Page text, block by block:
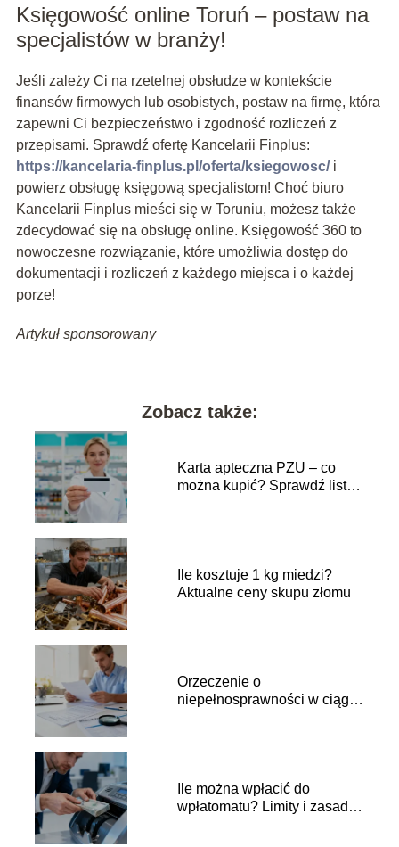
Księgowość online Toruń – postaw na
specjalistów w branży!
Jeśli zależy Ci na rzetelnej obsłudze w kontekście
finansów firmowych lub osobistych, postaw na firmę, która
zapewni Ci bezpieczeństwo i zgodność rozliczeń z
przepisami. Sprawdź ofertę Kancelarii Finplus:
https://kancelaria-finplus.pl/oferta/ksiegowosc/i
powierz obsługę księgową specjalistom! Choć biuro
Kancelarii Finplus mieści się w Toruniu, możesz także
zdecydować się na obsługę online. Księgowość 360 to
nowoczesne rozwiązanie, które umożliwia dostęp do
dokumentacji i rozliczeń z każdego miejsca i o każdej
porze!
Artykuł sponsorowany
Zobacz także:
Karta apteczna PZU – co
można kupić? Sprawdź listę
Ile kosztuje 1 kg miedzi?
Aktualne ceny skupu złomu
Orzeczenie o
niepełnosprawności w ciągu
Ile można wpłacić do
wpłatomatu? Limity i zasady